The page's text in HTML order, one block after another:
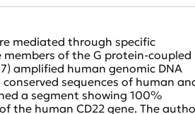
mediated through specific
members of the G protein-coupled
amplified human genomic DNA
sequences of human
a segment showing 100%
the human CD22 gene. The